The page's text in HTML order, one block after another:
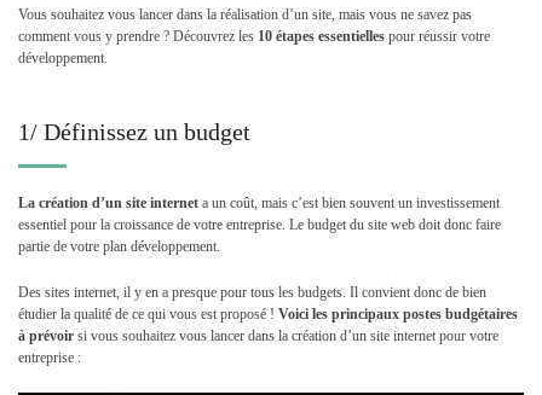
Vous souhaitez vous lancer dans la réalisation d’un site, mais vous ne savez pas
comment vous y prendre ? Découvrez les 10 étapes essentielles pour réussir votre
développement.
1/ Définissez un budget
La création d’un site internet a un coût, mais c’est bien souvent un investissement
essentiel pour la croissance de votre entreprise. Le budget du site web doit donc faire
partie de votre plan développement.
Des sites internet, il y en a presque pour tous les budgets. Il convient donc de bien
étudier la qualité de ce qui vous est proposé ! Voici les principaux postes budgétaires
à prévoir si vous souhaitez vous lancer dans la création d’un site internet pour votre
entreprise :